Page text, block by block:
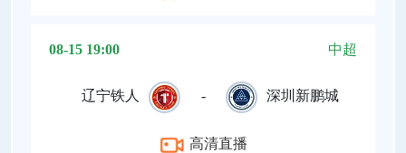
08-15 19:00 中超
辽宁铁人 - 深圳新鹏城
高清直播